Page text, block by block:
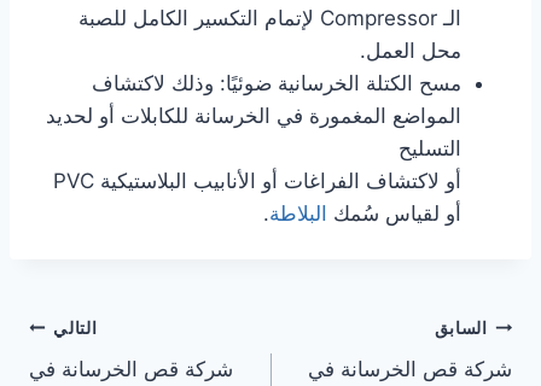
الـ Compressor لإتمام التكسير الكامل للصبة
محل العمل.
مسح الكتلة الخرسانية ضوئيًا: وذلك لاكتشاف
المواضع المغمورة في الخرسانة للكابلات أو لحديد
التسليح
أو لاكتشاف الفراغات أو الأنابيب البلاستيكية PVC
أو لقياس سُمك البلاطة.
تصفّح
السابق
شركة قص الخرسانة في
التالي
شركة قص الخرسانة في